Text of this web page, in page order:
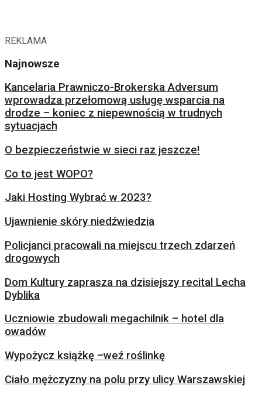
REKLAMA
Najnowsze
Kancelaria Prawniczo-Brokerska Adversum
wprowadza przełomową usługę wsparcia na
drodze – koniec z niepewnością w trudnych
sytuacjach
O bezpieczeństwie w sieci raz jeszcze!
Co to jest WOPO?
Jaki Hosting Wybrać w 2023?
Ujawnienie skóry niedźwiedzia
Policjanci pracowali na miejscu trzech zdarzeń
drogowych
Dom Kultury zaprasza na dzisiejszy recital Lecha
Dyblika
Uczniowie zbudowali megachilnik – hotel dla
owadów
Wypożycz książkę –weź roślinkę
Ciało mężczyzny na polu przy ulicy Warszawskiej